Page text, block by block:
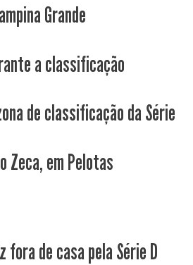
Grande
a classificação
de classificação da Série
Zeca, em Pelotas
fora de casa pela Série D